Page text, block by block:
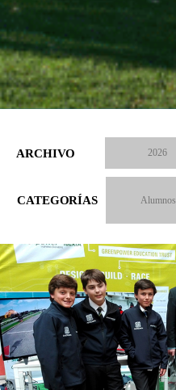
ARCHIVO 2026
CATEGORÍAS Alumnos